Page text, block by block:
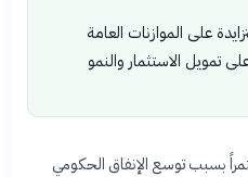
على الموازنات العامة
تمويل الاستثمار والنمو
بسبب توسع الإنفاق الحكومي